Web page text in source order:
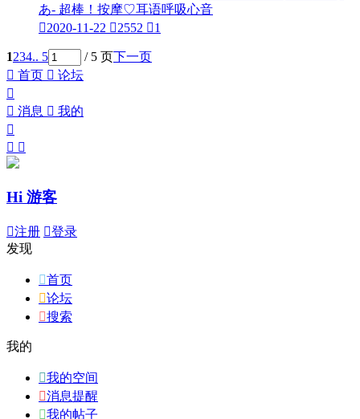
あ- 超棒！按摩♡耳语呼吸心音
2020-11-22 2552 1
1234.. 5 / 5 页下一页
 首页  论坛

 消息  我的

 
Hi 游客
注册 登录
发现
首页
论坛
搜索
我的
我的空间
消息提醒
我的帖子